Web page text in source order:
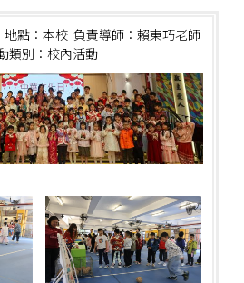
地點：本校 負責導師：賴東巧老師
類別：校內活動